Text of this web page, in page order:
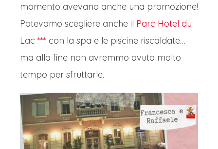
momento avevano anche una promozione!
Potevamo scegliere anche il Parc Hotel du
Lac *** con la spa e le piscine riscaldate…
ma alla fine non avremmo avuto molto
tempo per sfruttarle.